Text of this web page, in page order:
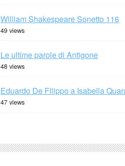
William Shakespeare Sonetto 116
49 views
Le ultime parole di Antigone
48 views
Eduardo De Filippo a Isabella
47 views